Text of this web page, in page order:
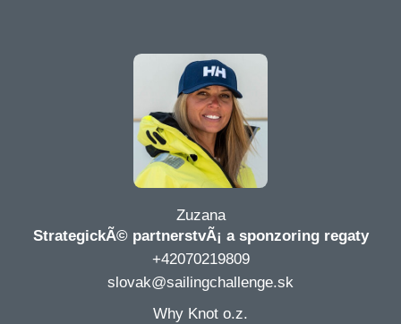
Zuzana
StrategickÃ© partnerstvÃ¡ a sponzoring regaty
+42070219809
slovak@sailingchallenge.sk
Why Knot o.z.